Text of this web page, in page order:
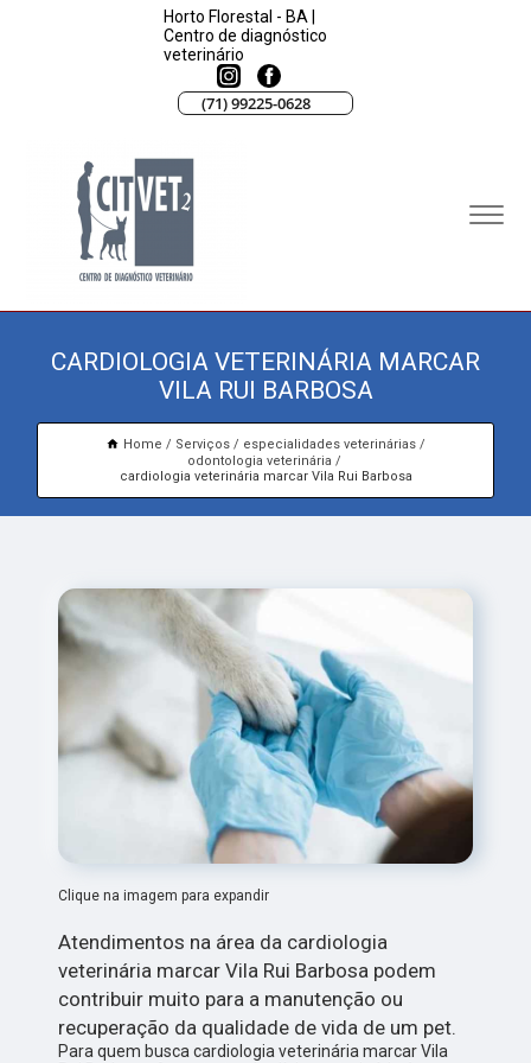
Horto Florestal - BA |
Centro de diagnóstico
veterinário
(71) 99225-0628
CARDIOLOGIA VETERINÁRIA MARCAR
VILA RUI BARBOSA
Home Serviços
especialidades veterinárias
odontologia veterinária
cardiologia veterinária marcar Vila Rui Barbosa
Clique na imagem para expandir
Atendimentos na área da cardiologia
veterinária marcar Vila Rui Barbosa podem
contribuir muito para a manutenção ou
recuperação da qualidade de vida de um pet.
Para quem busca cardiologia veterinária marcar Vila